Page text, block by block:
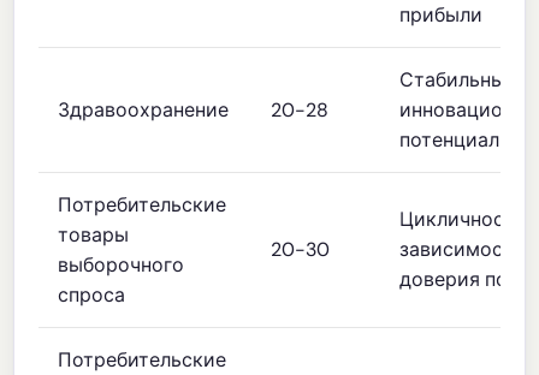
прибыли
Здравоохранение 20-28
Стабильный
потенциал
Потребительские
товары
выборочного
спроса
20-30
Цикличность,
зависимость
доверия
Потребительские